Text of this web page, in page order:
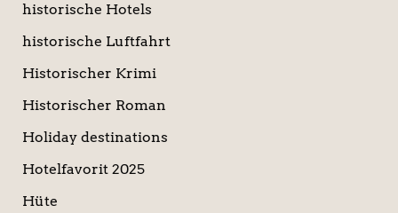
historische Hotels
historische Luftfahrt
Historischer Krimi
Historischer Roman
Holiday destinations
Hotelfavorit 2025
Hüte